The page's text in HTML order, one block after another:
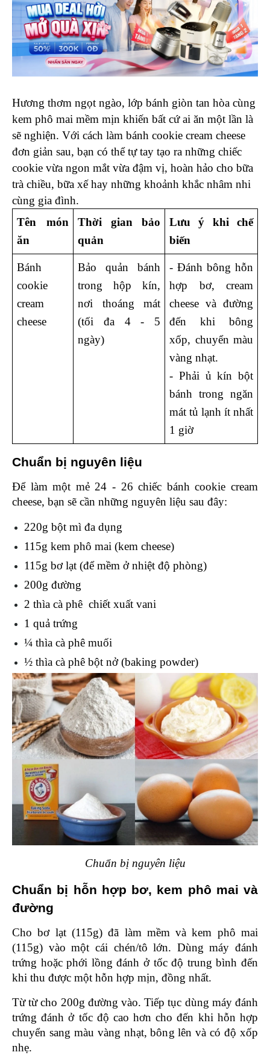
Hương thơm ngọt ngào, lớp bánh giòn tan hòa cùng
kem phô mai mềm mịn khiến bất cứ ai ăn một lần là
sẽ nghiện. Với cách làm bánh cookie cream cheese
đơn giản sau, bạn có thể tự tay tạo ra những chiếc
cookie vừa ngon mắt vừa đậm vị, hoàn hảo cho bữa
trà chiều, bữa xế hay những khoảnh khắc nhâm nhi
cùng gia đình.
Tên món
ăn
Thời gian bảo
quản
Lưu ý khi chế
biến
Bánh
cookie
cream
cheese
Bảo quản bánh
trong hộp kín,
nơi thoáng mát
(tối đa 4 - 5
ngày)
- Đánh bông hỗn
hợp bơ, cream
cheese và đường
đến khi bông
xốp, chuyển màu
vàng nhạt.
- Phải ủ kín bột
bánh trong ngăn
mát tủ lạnh ít nhất
1 giờ
Chuẩn bị nguyên liệu
Để làm một mẻ 24 - 26 chiếc bánh cookie cream
cheese, bạn sẽ cần những nguyên liệu sau đây:
220g bột mì đa dụng
115g kem phô mai (kem cheese)
115g bơ lạt (để mềm ở nhiệt độ phòng)
200g đường
2 thìa cà phê  chiết xuất vani
1 quả trứng
¼ thìa cà phê muối
½ thìa cà phê bột nở (baking powder)
Chuẩn bị nguyên liệu
Chuẩn bị hỗn hợp bơ, kem phô mai và
đường
Cho bơ lạt (115g) đã làm mềm và kem phô mai
(115g) vào một cái chén/tô lớn. Dùng máy đánh
trứng hoặc phới lồng đánh ở tốc độ trung bình đến
khi thu được một hỗn hợp mịn, đồng nhất.
Từ từ cho 200g đường vào. Tiếp tục dùng máy đánh
trứng đánh ở tốc độ cao hơn cho đến khi hỗn hợp
chuyển sang màu vàng nhạt, bông lên và có độ xốp
nhẹ.